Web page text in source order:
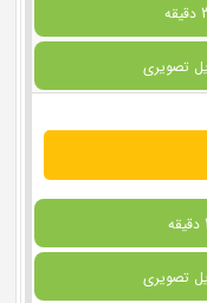
تصویری
تصویری